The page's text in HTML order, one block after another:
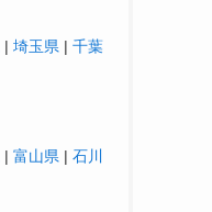
| 埼玉県 | 千葉
| 富山県 | 石川